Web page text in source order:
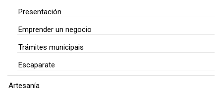
Presentación
Emprender un negocio
Trámites municipais
Escaparate
Artesanía